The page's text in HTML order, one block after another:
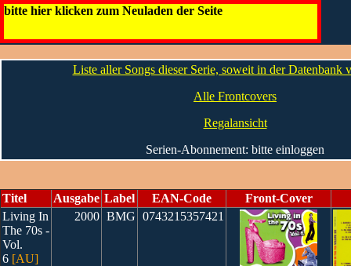
bitte hier klicken zum Neuladen der Seite
Living In The 70s / 80s / 90s [AU]
Liste aller Songs dieser Serie, soweit in der Datenbank
Alle Frontcovers
Regalansicht
Serien-Abonnement: bitte einloggen
Titel Ausgabe Label EAN-Code
Front-Cover
Living In
The 70s -
Vol.
6 [AU]
2000 BMG 0743215357421